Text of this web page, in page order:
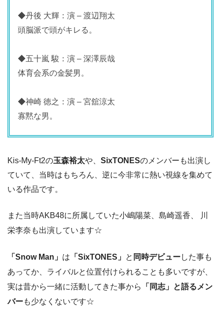
◆丹後 大輝：演 – 渡辺翔太
頭脳派で頭がキレる。
◆五十嵐 駿：演 – 深澤辰哉
体育会系の金髪男。
◆神崎 徳之：演 – 宮舘涼太
寡黙な男。
Kis-My-Ft2の玉森裕太や、 SixTONESのメンバーも出演し
ていて、当時はもちろん、逆に今非常に熱い視線を集めて
いる作品です。
また当時AKB48に所属していた小嶋陽菜、島崎遥香、 川
栄李奈も出演しています☆
「Snow Man」 は 「SixTONES」 と 同時デビューした事も
あってか、ライバルと位置付けられることも多いですが、
実は昔から一緒に活動してきた事から
「同志」と語るメン
バーも少なくないです☆